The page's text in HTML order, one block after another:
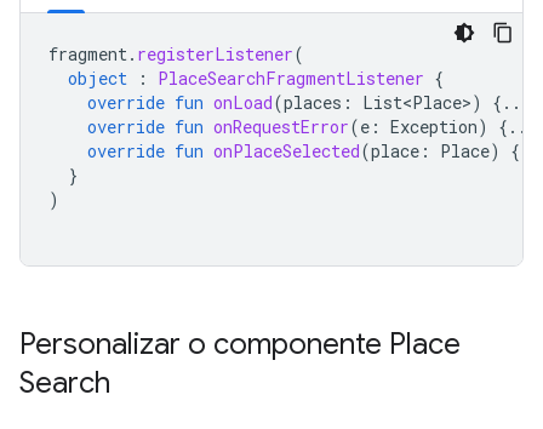
fragment. registerListener(
object
: PlaceSearchFragmentListener {
override fun onLoad(places : List<Place>)
{...}
override fun onRequestError(e : Exception)
override fun onPlaceSelected(place : Place)
}
)
Personalizar o componente Place
Search